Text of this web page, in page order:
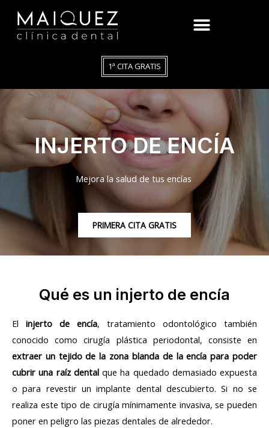
1ª CITA GRATIS
INJERTO DE ENCÍA
Mejora la salud de tus encías
PRIMERA CITA GRATIS
Qué es un injerto de encía
El injerto de encía, tratamiento odontológico también
conocido como cirugía plástica periodontal, consiste en
extraer un tejido de la zona blanda de la encía para poder
cubrir una raíz dental que ha quedado demasiado expuesta
o para revestir un implante dental descubierto. Si no se
realiza este tipo de cirugía mínimamente invasiva, se pueden
poner en peligro las piezas dentales de alrededor.